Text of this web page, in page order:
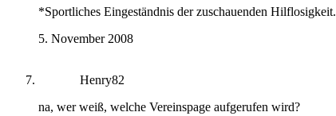
*Sportliches Eingeständnis der zuschauenden Hilflosigkeit.
5. November 2008
Henry82
na, wer weiß, welche Vereinspage aufgerufen wird?